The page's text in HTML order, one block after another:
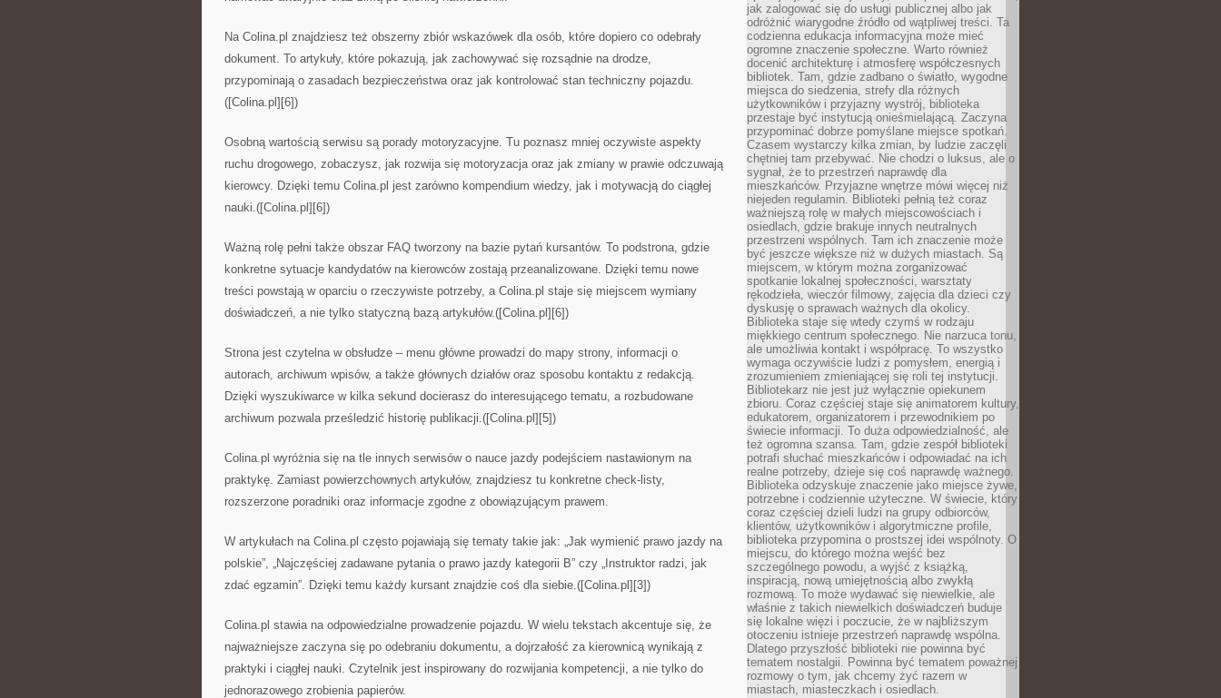
Na Colina.pl znajdziesz też obszerny zbiór wskazówek dla osób, które dopiero co odebrały
dokument. To artykuły, które pokazują, jak zachowywać się rozsądnie na drodze,
przypominają o zasadach bezpieczeństwa oraz jak kontrolować stan techniczny pojazdu.
([Colina.pl][6])
Osobną wartością serwisu są porady motoryzacyjne. Tu poznasz mniej oczywiste aspekty
ruchu drogowego, zobaczysz, jak rozwija się motoryzacja oraz jak zmiany w prawie odczuwają
kierowcy. Dzięki temu Colina.pl jest zarówno kompendium wiedzy, jak i motywacją do ciągłej
nauki.([Colina.pl][6])
Ważną rolę pełni także obszar FAQ tworzony na bazie pytań kursantów. To podstrona, gdzie
konkretne sytuacje kandydatów na kierowców zostają przeanalizowane. Dzięki temu nowe
treści powstają w oparciu o rzeczywiste potrzeby, a Colina.pl staje się miejscem wymiany
doświadczeń, a nie tylko statyczną bazą artykułów.([Colina.pl][6])
Strona jest czytelna w obsłudze – menu główne prowadzi do mapy strony, informacji o
autorach, archiwum wpisów, a także głównych działów oraz sposobu kontaktu z redakcją.
Dzięki wyszukiwarce w kilka sekund docierasz do interesującego tematu, a rozbudowane
archiwum pozwala prześledzić historię publikacji.([Colina.pl][5])
Colina.pl wyróżnia się na tle innych serwisów o nauce jazdy podejściem nastawionym na
praktykę. Zamiast powierzchownych artykułów, znajdziesz tu konkretne check-listy,
rozszerzone poradniki oraz informacje zgodne z obowiązującym prawem.
W artykułach na Colina.pl często pojawiają się tematy takie jak: „Jak wymienić prawo jazdy na
polskie”, „Najczęściej zadawane pytania o prawo jazdy kategorii B” czy „Instruktor radzi, jak
zdać egzamin”. Dzięki temu każdy kursant znajdzie coś dla siebie.([Colina.pl][3])
Colina.pl stawia na odpowiedzialne prowadzenie pojazdu. W wielu tekstach akcentuje się, że
najważniejsze zaczyna się po odebraniu dokumentu, a dojrzałość za kierownicą wynikają z
praktyki i ciągłej nauki. Czytelnik jest inspirowany do rozwijania kompetencji, a nie tylko do
jednorazowego zrobienia papierów.
jak zalogować się do usługi publicznej albo jak
odróżnić wiarygodne źródło od wątpliwej treści. Ta
codzienna edukacja informacyjna może mieć
ogromne znaczenie społeczne. Warto również
docenić architekturę i atmosferę współczesnych
bibliotek. Tam, gdzie zadbano o światło, wygodne
miejsca do siedzenia, strefy dla różnych
użytkowników i przyjazny wystrój, biblioteka
przestaje być instytucją onieśmielającą. Zaczyna
przypominać dobrze pomyślane miejsce spotkań.
Czasem wystarczy kilka zmian, by ludzie zaczęli
chętniej tam przebywać. Nie chodzi o luksus, ale o
sygnał, że to przestrzeń naprawdę dla
mieszkańców. Przyjazne wnętrze mówi więcej niż
niejeden regulamin. Biblioteki pełnią też coraz
ważniejszą rolę w małych miejscowościach i
osiedlach, gdzie brakuje innych neutralnych
przestrzeni wspólnych. Tam ich znaczenie może
być jeszcze większe niż w dużych miastach. Są
miejscem, w którym można zorganizować
spotkanie lokalnej społeczności, warsztaty
rękodzieła, wieczór filmowy, zajęcia dla dzieci czy
dyskusję o sprawach ważnych dla okolicy.
Biblioteka staje się wtedy czymś w rodzaju
miękkiego centrum społecznego. Nie narzuca tonu,
ale umożliwia kontakt i współpracę. To wszystko
wymaga oczywiście ludzi z pomysłem, energią i
zrozumieniem zmieniającej się roli tej instytucji.
Bibliotekarz nie jest już wyłącznie opiekunem
zbioru. Coraz częściej staje się animatorem kultury,
edukatorem, organizatorem i przewodnikiem po
świecie informacji. To duża odpowiedzialność, ale
też ogromna szansa. Tam, gdzie zespół biblioteki
potrafi słuchać mieszkańców i odpowiadać na ich
realne potrzeby, dzieje się coś naprawdę ważnego.
Biblioteka odzyskuje znaczenie jako miejsce żywe,
potrzebne i codziennie użyteczne. W świecie, który
coraz częściej dzieli ludzi na grupy odbiorców,
klientów, użytkowników i algorytmiczne profile,
biblioteka przypomina o prostszej idei wspólnoty. O
miejscu, do którego można wejść bez
szczególnego powodu, a wyjść z książką,
inspiracją, nową umiejętnością albo zwykłą
rozmową. To może wydawać się niewielkie, ale
właśnie z takich niewielkich doświadczeń buduje
się lokalne więzi i poczucie, że w najbliższym
otoczeniu istnieje przestrzeń naprawdę wspólna.
Dlatego przyszłość biblioteki nie powinna być
tematem nostalgii. Powinna być tematem poważnej
rozmowy o tym, jak chcemy żyć razem w
miastach, miasteczkach i osiedlach.